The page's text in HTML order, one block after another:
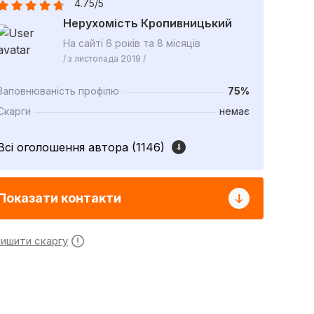
4.75/5
Нерухомість Кропивницький
На сайті 6 років та 8 місяців
/ з листопада 2019 /
профілю
75%
немає
оголошення автора (1146)
контакти
скаргу